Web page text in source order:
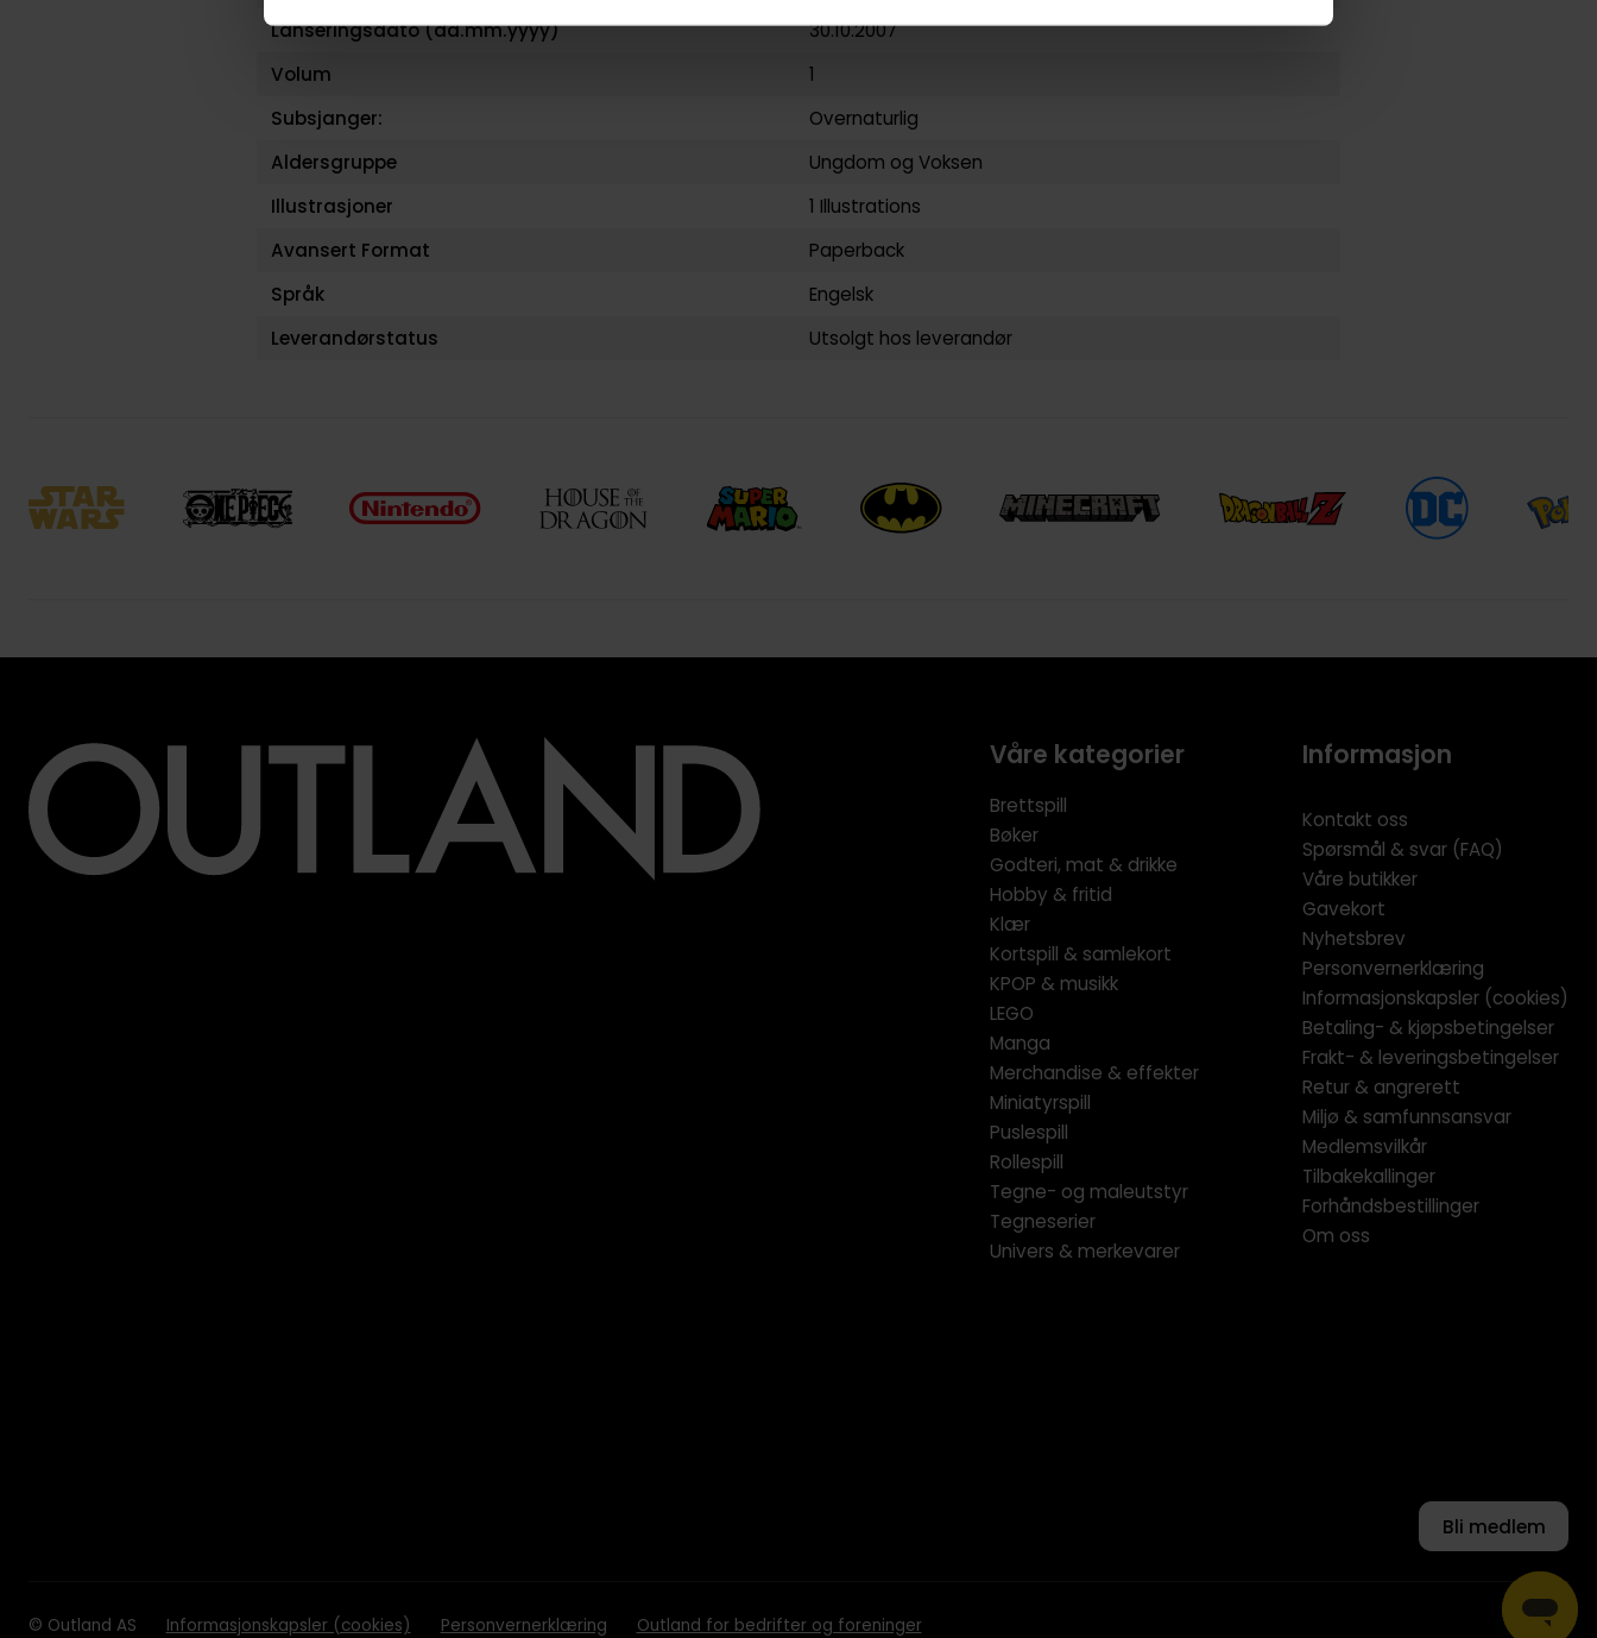
Lanseringsdato (dd.mm.yyyy)
30.10.2007
Volum
1
Subsjanger:
Overnaturlig
Aldersgruppe
Ungdom og Voksen
Illustrasjoner
1 Illustrations
Avansert Format
Paperback
Språk
Engelsk
Leverandørstatus
Utsolgt hos leverandør
Våre kategorier
Brettspill
Bøker
Godteri, mat & drikke
Hobby & fritid
Klær
Kortspill & samlekort
KPOP & musikk
LEGO
Manga
Merchandise & effekter
Miniatyrspill
Puslespill
Rollespill
Tegne- og maleutstyr
Tegneserier
Univers & merkevarer
Informasjon
Kontakt oss
Spørsmål & svar (FAQ)
Våre butikker
Gavekort
Nyhetsbrev
Personvernerklæring
Informasjonskapsler (cookies)
Betaling- & kjøpsbetingelser
Frakt- & leveringsbetingelser
Retur & angrerett
Miljø & samfunnsansvar
Medlemsvilkår
Tilbakekallinger
Forhåndsbestillinger
Om oss
Bli medlem
© Outland AS Informasjonskapsler (cookies) Personvernerklæring Outland for bedrifter og foreninger